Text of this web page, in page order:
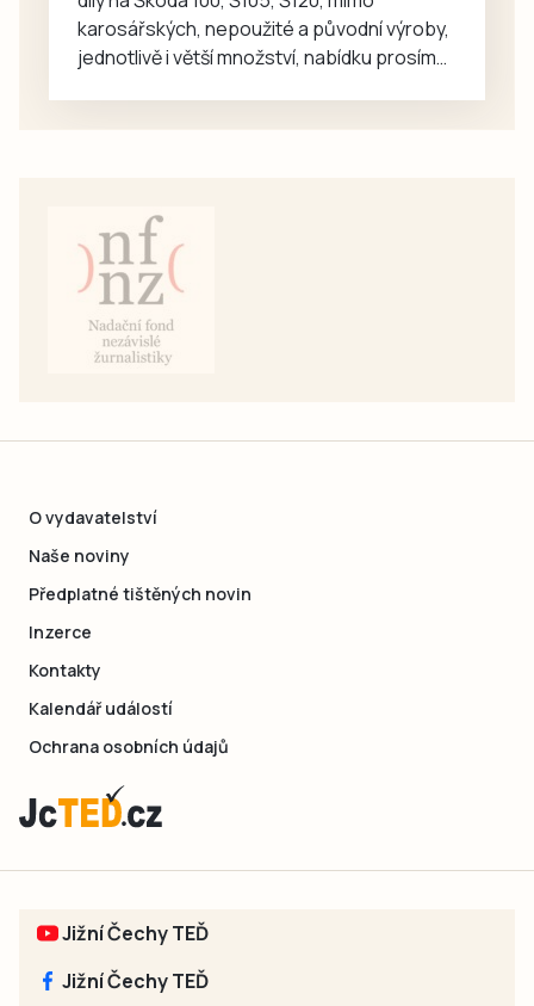
karosářských, nepoužité a původní výroby,
jednotlivě i větší množství, nabídku prosím
O vydavatelství
Naše noviny
Předplatné tištěných novin
Inzerce
Kontakty
Kalendář událostí
Ochrana osobních údajů
Jižní Čechy TEĎ
Jižní Čechy TEĎ